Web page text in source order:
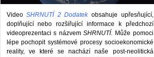
VideoSHRNUTÍ 2 Dodatekobsahuje upřesňující,
doplňující nebo rozšiřující informace k předchozí
videoprezentaci s názvemSHRNUTÍ. Může pomoci
lépe pochopit systémové procesy socioekonomické
reality, ve které se nachází naše post-neolitická